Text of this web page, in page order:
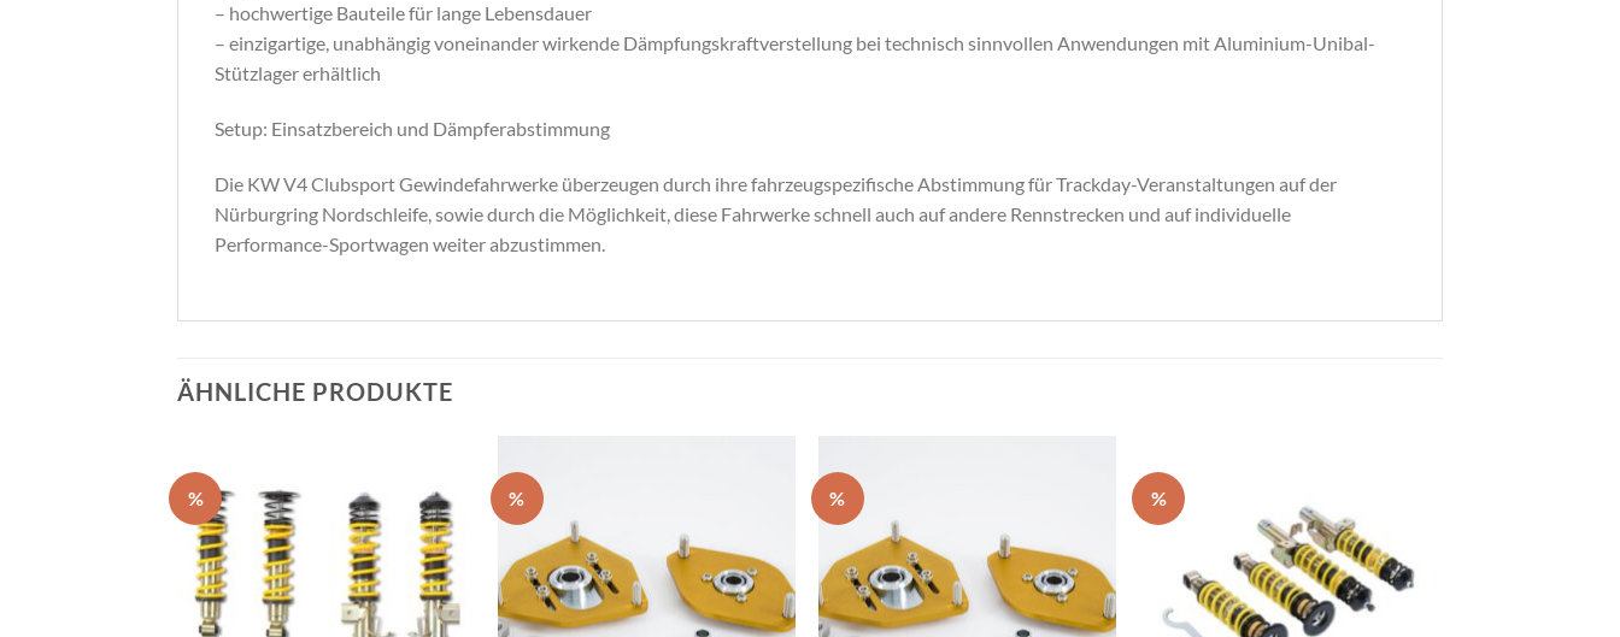
– hochwertige Bauteile für lange Lebensdauer
– einzigartige, unabhängig voneinander wirkende Dämpfungskraftverstellung bei technisch sinnvollen Anwendungen mit Aluminium-Unibal-
Stützlager erhältlich
Setup: Einsatzbereich und Dämpferabstimmung
Die KW V4 Clubsport Gewindefahrwerke überzeugen durch ihre fahrzeugspezifische Abstimmung für Trackday-Veranstaltungen auf der
Nürburgring Nordschleife, sowie durch die Möglichkeit, diese Fahrwerke schnell auch auf andere Rennstrecken und auf individuelle
Performance-Sportwagen weiter abzustimmen.
ÄHNLICHE PRODUKTE
% % % %